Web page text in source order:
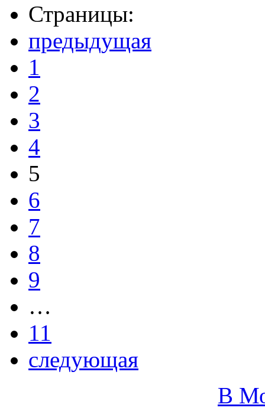
Страницы:
предыдущая
1
2
3
4
5
6
7
8
9
…
11
следующая
В